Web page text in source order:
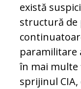
există
structură de
paramilitare
în mai multe
sprijinul CIA,